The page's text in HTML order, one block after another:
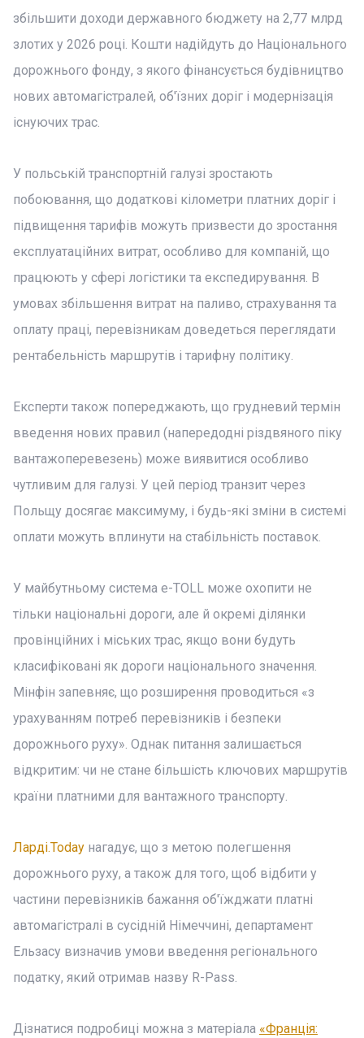
збільшити доходи державного бюджету на 2,77 млрд
злотих у 2026 році. Кошти надійдуть до Національного
дорожнього фонду, з якого фінансується будівництво
нових автомагістралей, об'їзних доріг і модернізація
існуючих трас.
У польській транспортній галузі зростають
побоювання, що додаткові кілометри платних доріг і
підвищення тарифів можуть призвести до зростання
експлуатаційних витрат, особливо для компаній, що
працюють у сфері логістики та експедирування. В
умовах збільшення витрат на паливо, страхування та
оплату праці, перевізникам доведеться переглядати
рентабельність маршрутів і тарифну політику.
Експерти також попереджають, що грудневий термін
введення нових правил (напередодні різдвяного піку
вантажоперевезень) може виявитися особливо
чутливим для галузі. У цей період транзит через
Польщу досягає максимуму, і будь-які зміни в системі
оплати можуть вплинути на стабільність поставок.
У майбутньому система e-TOLL може охопити не
тільки національні дороги, але й окремі ділянки
провінційних і міських трас, якщо вони будуть
класифіковані як дороги національного значення.
Мінфін запевняє, що розширення проводиться «з
урахуванням потреб перевізників і безпеки
дорожнього руху». Однак питання залишається
відкритим: чи не стане більшість ключових маршрутів
країни платними для вантажного транспорту.
Ларді.Today нагадує, що з метою полегшення
дорожнього руху, а також для того, щоб відбити у
частини перевізників бажання об'їжджати платні
автомагістралі в сусідній Німеччині, департамент
Ельзасу визначив умови введення регіонального
податку, який отримав назву R-Pass.
Дізнатися подробиці можна з матеріала «Франція: